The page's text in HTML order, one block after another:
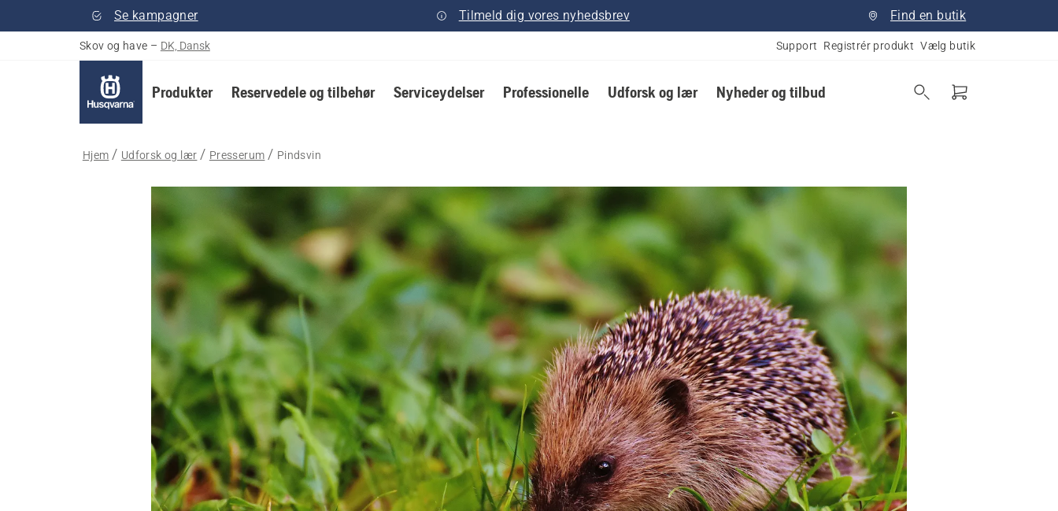
Se kampagner Tilmeld dig vores nyhedsbrev Find en butik
Skov og have – DK, Dansk Support Registrér produkt Vælg butik
Produkter Reservedele og tilbehør Serviceydelser Professionelle Udforsk og lær Nyheder og tilbud
Hjem Udforsk og lær Presserum Pindsvin